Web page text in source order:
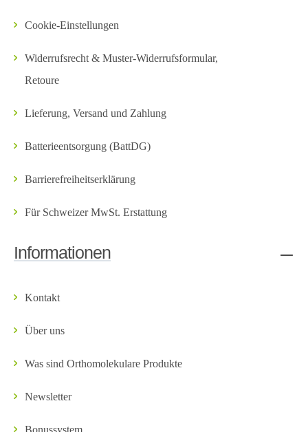
Cookie-Einstellungen
Widerrufsrecht & Muster-Widerrufsformular,
Retoure
Lieferung, Versand und Zahlung
Batterieentsorgung (BattDG)
Barrierefreiheitserklärung
Für Schweizer MwSt. Erstattung
Informationen
Kontakt
Über uns
Was sind Orthomolekulare Produkte
Newsletter
Bonussystem